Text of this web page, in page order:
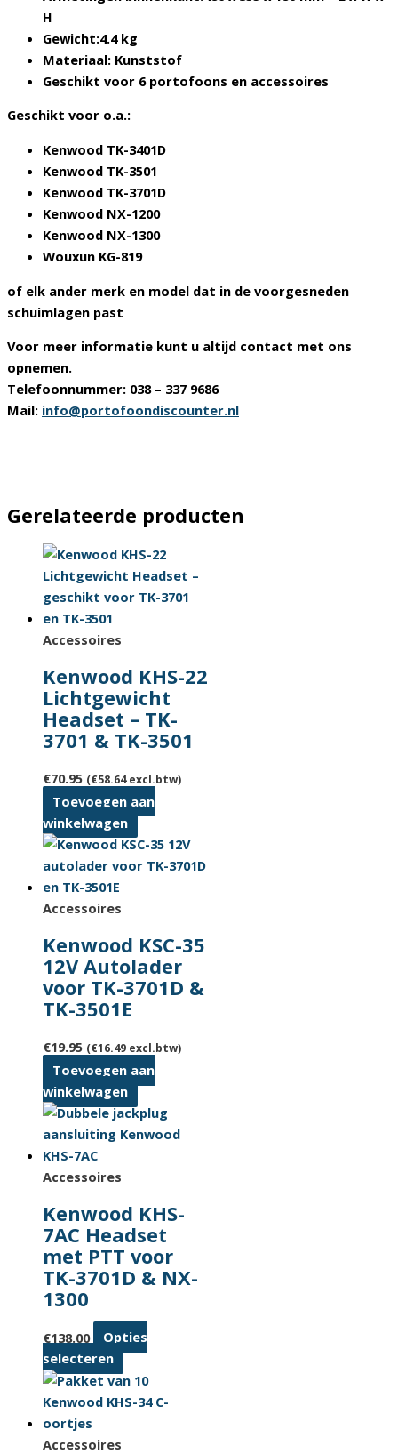
H
Gewicht:4.4 kg
Materiaal: Kunststof
Geschikt voor 6 portofoons en accessoires
Geschikt voor o.a.:
Kenwood TK-3401D
Kenwood TK-3501
Kenwood TK-3701D
Kenwood NX-1200
Kenwood NX-1300
Wouxun KG-819
of elk ander merk en model dat in de voorgesneden
schuimlagen past
Voor meer informatie kunt u altijd contact met ons
opnemen.
Telefoonnummer: 038 – 337 9686
Mail: info@portofoondiscounter.nl
Gerelateerde producten
Accessoires
Kenwood KHS-22
Lichtgewicht
Headset – TK-
3701 & TK-3501
€70.95 (€58.64excl.btw)
Toevoegen aan
winkelwagen
Accessoires
Kenwood KSC-35
12V Autolader
voor TK-3701D &
TK-3501E
€19.95 (€16.49 excl.btw)
Toevoegen aan
winkelwagen
Accessoires
Kenwood KHS-
7AC Headset
met PTT voor
TK-3701D & NX-
1300
€138.00
Opties
selecteren Dit
product
heeft
Accessoires